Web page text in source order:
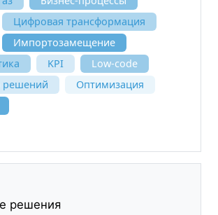
Цифровая трансформация
Импортозамещение
KPI
Low-code
решений
Оптимизация
решения